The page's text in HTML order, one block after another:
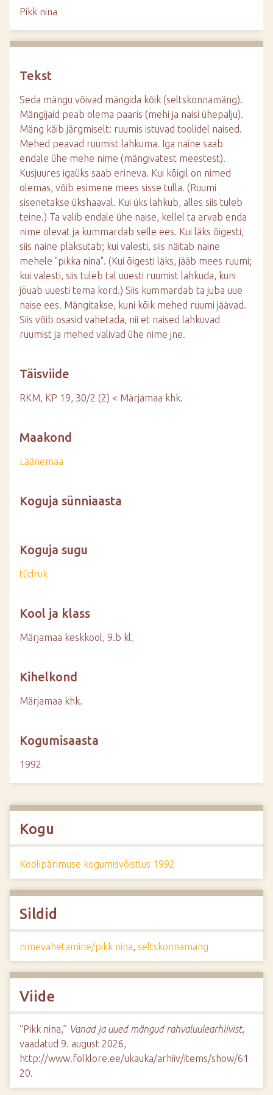
Pikk nina
Tekst
Seda mängu võivad mängida kõik (seltskonnamäng).
Mängijaid peab olema paaris (mehi ja naisi ühepalju).
Mäng käib järgmiselt: ruumis istuvad toolidel naised.
Mehed peavad ruumist lahkuma. Iga naine saab
endale ühe mehe nime (mängivatest meestest).
Kusjuures igaüks saab erineva. Kui kõigil on nimed
olemas, võib esimene mees sisse tulla. (Ruumi
sisenetakse ükshaaval. Kui üks lahkub, alles siis tuleb
teine.) Ta valib endale ühe naise, kellel ta arvab enda
nime olevat ja kummardab selle ees. Kui läks õigesti,
siis naine plaksutab; kui valesti, siis näitab naine
mehele "pikka nina". (Kui õigesti läks, jääb mees ruumi;
kui valesti, siis tuleb tal uuesti ruumist lahkuda, kuni
jõuab uuesti tema kord.) Siis kummardab ta juba uue
naise ees. Mängitakse, kuni kõik mehed ruumi jäävad.
Siis võib osasid vahetada, nii et naised lahkuvad
ruumist ja mehed valivad ühe nime jne.
Täisviide
RKM, KP 19, 30/2 (2) < Märjamaa khk.
Maakond
Läänemaa
Koguja sünniaasta
Koguja sugu
tüdruk
Kool ja klass
Märjamaa keskkool, 9.b kl.
Kihelkond
Märjamaa khk.
Kogumisaasta
1992
Kogu
Koolipärimuse kogumisvõistlus 1992
Sildid
nimevahetamine/pikk nina, seltskonnamäng
Viide
“Pikk nina,” Vanad ja uued mängud rahvaluulearhiivist,
vaadatud 9. august 2026,
http://www.folklore.ee/ukauka/arhiiv/items/show/61
20.